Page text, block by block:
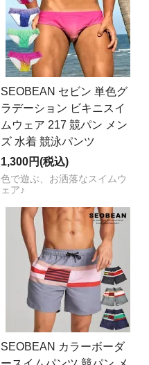
SEOBEAN セビン 単色グ
ラデーション ビキニスイ
ムウェア 217 競パン メン
ズ 水着 競泳パンツ
1,300円(税込)
色で遊ぶ、お洒落なスイムウ
ェア♪
SEOBEAN カラーボーダ